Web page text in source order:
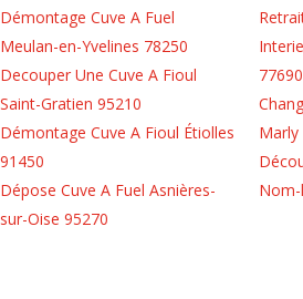
Démontage Cuve A Fuel
Meulan-en-Yvelines 78250
Decouper Une Cuve A Fioul
Saint-Gratien 95210
Démontage Cuve A Fioul Étiolles
91450
Dépose Cuve A Fuel Asnières-
sur-Oise 95270
77690
Marly